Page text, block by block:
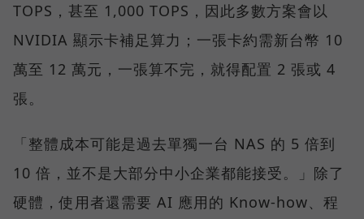
TOPS，甚至 1,000 TOPS，因此多數方案會以
NVIDIA 顯示卡補足算力；一張卡約需新台幣 10
萬至 12 萬元，一張算不完，就得配置 2 張或 4
張。
「整體成本可能是過去單獨一台 NAS 的 5 倍到
10 倍，並不是大部分中小企業都能接受。」除了
硬體，使用者還需要 AI 應用的 Know-how、程